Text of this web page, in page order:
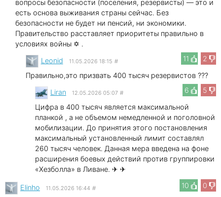
вопросы безопасности (поселения, резервисты) — это и
есть основа выживания страны сейчас. Без
безопасности не будет ни пенсий, ни экономики.
Правительство расставляет приоритеты правильно в
условиях войны ✡ .
11
2
Leonid 11.05.2026 18:15 #
Правильно,это призвать 400 тысяч резервистов ???
6
5
Liran 12.05.2026 05:07 #
Цифра в 400 тысяч является максимальной
планкой , а не объемом немедленной и поголовной
мобилизации. До принятия этого постановления
максимальный установленный лимит составлял
260 тысяч человек. Данная мера введена на фоне
расширения боевых действий против группировки
«Хезболла» в Ливане. ✈ ✈
10
0
Elinho 11.05.2026 16:44 #